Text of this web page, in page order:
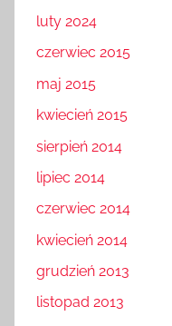
luty 2024
czerwiec 2015
maj 2015
kwiecień 2015
sierpień 2014
lipiec 2014
czerwiec 2014
kwiecień 2014
grudzień 2013
listopad 2013